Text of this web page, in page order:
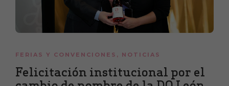
FERIAS Y CONVENCIONES , NOTICIAS
Felicitación institucional por el